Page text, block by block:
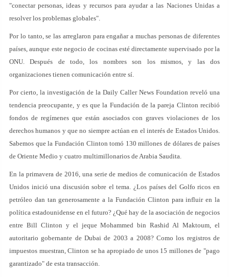
"conectar personas, ideas y recursos para ayudar a las Naciones Unidas a
resolver los problemas globales".
Por lo tanto, se las arreglaron para engañar a muchas personas de diferentes
países, aunque este negocio de cocinas esté directamente supervisado por la
ONU. Después de todo, los nombres son los mismos, y las dos
organizaciones tienen comunicación entre sí.
Por cierto, la investigación de la Daily Caller News Foundation reveló una
tendencia preocupante, y es que la Fundación de la pareja Clinton recibió
fondos de regímenes que están asociados con graves violaciones de los
derechos humanos y que no siempre actúan en el interés de Estados Unidos.
Sabemos que la Fundación Clinton tomó 130 millones de dólares de países
de Oriente Medio y cuatro multimillonarios de Arabia Saudita.
En la primavera de 2016, una serie de medios de comunicación de Estados
Unidos inició una discusión sobre el tema. ¿Los países del Golfo ricos en
petróleo dan tan generosamente a la Fundación Clinton para influir en la
política estadounidense en el futuro? ¿Qué hay de la asociación de negocios
entre Bill Clinton y el jeque Mohammed bin Rashid Al Maktoum, el
autoritario gobernante de Dubai de 2003 a 2008? Como los registros de
impuestos muestran, Clinton se ha apropiado de unos 15 millones de "pago
garantizado" de esta transacción.